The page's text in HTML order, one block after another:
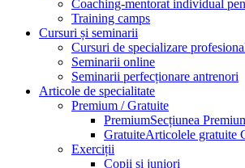
Coaching-mentorat individual
Training camps
Cursuri și seminarii
Cursuri de specializare
Seminarii online
Seminarii perfecționare antrenori
Articole de specialitate
Premium / Gratuite
PremiumSecțiunea
GratuiteArticolele gratuite
Exerciții
Copii și juniori